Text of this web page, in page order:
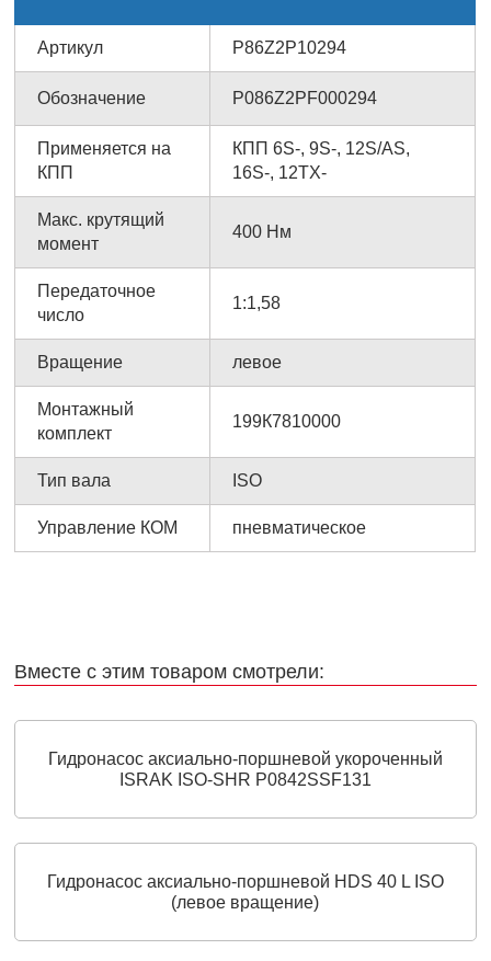
Артикул P86Z2P10294
Обозначение P086Z2PF000294
Применяется на
КПП
КПП 6S-, 9S-, 12S/AS,
16S-, 12TX-
Макс. крутящий
момент
400 Нм
Передаточное
число
1:1,58
Вращение левое
Монтажный
комплект
199К7810000
Тип вала ISO
Управление КОМ пневматическое
Вместе с этим товаром смотрели:
Гидронасос аксиально-поршневой укороченный
ISRAK ISO-SHR P0842SSF131
Гидронасос аксиально-поршневой HDS 40 L ISO
(левое вращение)